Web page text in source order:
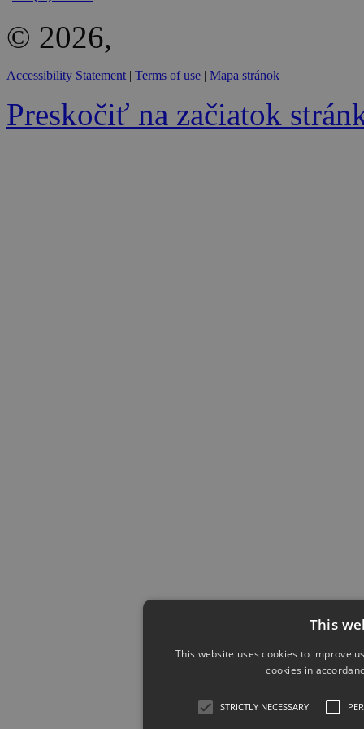
© 2026,
Accessibility Statement | Terms of use | Mapa stránok
Preskočiť na začiatok
This
This website uses cookies to improve
cookies in
STRICTLY NECESSARY